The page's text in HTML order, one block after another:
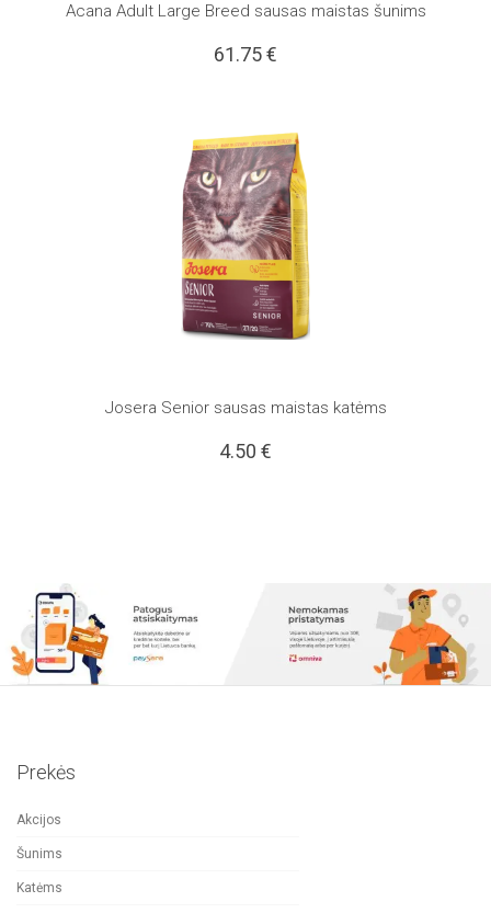
Acana Adult Large Breed sausas maistas šunims
61.75€
Josera Senior sausas maistas katėms
4.50 €
Prekės
Akcijos
Šunims
Katėms